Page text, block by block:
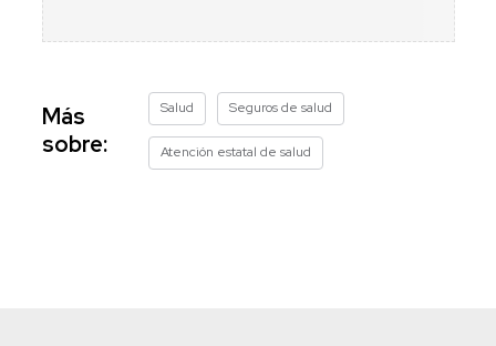
Más
sobre:
Salud Seguros de salud
Atención estatal de salud